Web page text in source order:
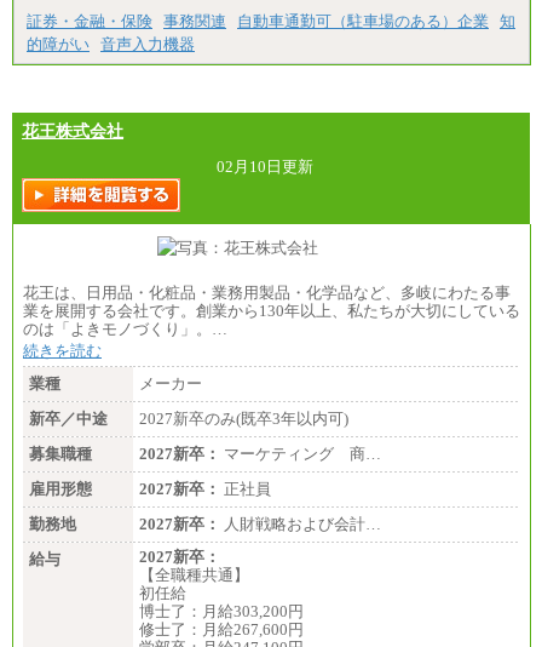
証券・金融・保険 事務関連 自動車通勤可（駐車場のある）企業
知
的障がい 音声入力機器
花王株式会社
02月10日更新
花王は、日用品・化粧品・業務用製品・化学品など、多岐にわたる事
業を展開する会社です。創業から130年以上、私たちが大切にしている
のは「よきモノづくり」。…
続きを読む
業種
メーカー
新卒／中途
2027新卒のみ(既卒3年以内可)
募集職種
2027新卒： マーケティング 商…
雇用形態
2027新卒： 正社員
勤務地
2027新卒：
人財戦略および会計…
給与
2027新卒：
【全職種共通】
初任給
博士了：月給303,200円
修士了：月給267,600円